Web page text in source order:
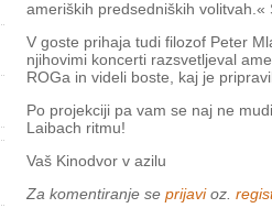
ameriških predsedniških volitvah.«
V goste prihaja tudi filozof Peter
njihovimi koncerti razsvetljeval
ROGa in videli boste, kaj je
Po projekciji pa vam se naj ne
Laibach ritmu!
Vaš Kinodvor v azilu
Za komentiranje se prijavioz.